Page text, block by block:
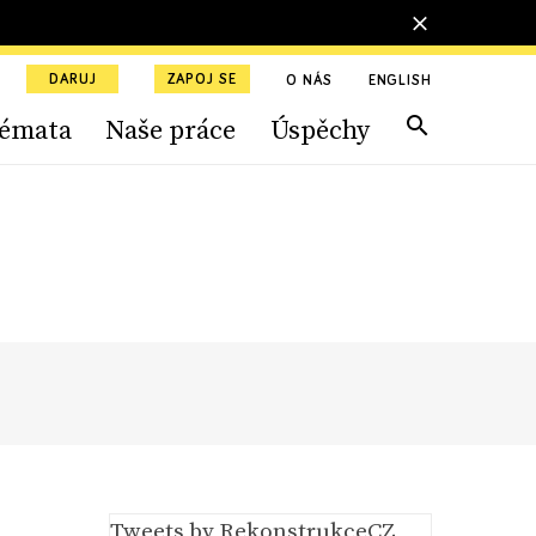
DARUJ ZAPOJ SE O NÁS ENGLISH
Naše práce Úspěchy